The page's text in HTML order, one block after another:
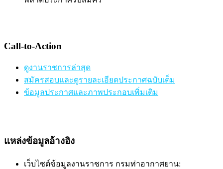
Call-to-Action
ดูงานราชการล่าสุด
สมัครสอบและดูรายละเอียดประกาศฉบับเต็ม
ข้อมูลประกาศและภาพประกอบเพิ่มเติม
แหล่งข้อมูลอ้างอิง
เว็บไซต์ข้อมูลงานราชการ กรมท่าอากาศยาน: